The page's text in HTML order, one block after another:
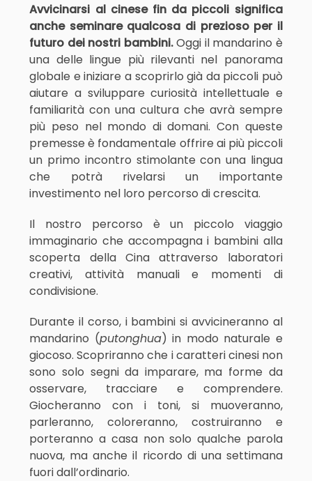
Avvicinarsi al cinese fin da piccoli significa
anche seminare qualcosa di prezioso per il
futuro dei nostri bambini.Oggi il mandarino è
una delle lingue più rilevanti nel panorama
globale e iniziare a scoprirlo già da piccoli può
aiutare a sviluppare curiosità intellettuale e
familiarità con una cultura che avrà sempre
più peso nel mondo di domani. Con queste
premesse è fondamentale offrire ai più piccoli
un primo incontro stimolante con una lingua
che potrà rivelarsi un importante
investimento nel loro percorso di crescita.
Il nostro percorso è un piccolo viaggio
immaginario che accompagna i bambini alla
scoperta della Cina attraverso laboratori
creativi, attività manuali e momenti di
condivisione.
Durante il corso, i bambini si avvicineranno al
mandarino (putonghua) in modo naturale e
giocoso. Scopriranno che i caratteri cinesi non
sono solo segni da imparare, ma forme da
osservare, tracciare e comprendere.
Giocheranno con i toni, si muoveranno,
parleranno, coloreranno, costruiranno e
porteranno a casa non solo qualche parola
nuova, ma anche il ricordo di una settimana
fuori dall’ordinario.